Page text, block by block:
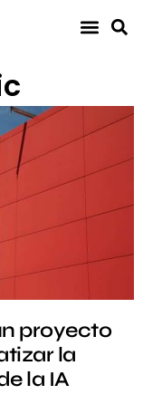
proyecto
la
la IA